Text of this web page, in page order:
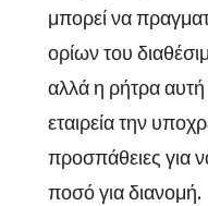
μπορεί να
ορίων του
αλλά η ρήτρα αυτή
εταιρεία την
προσπάθειες για
ποσό για διανομή.